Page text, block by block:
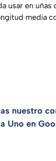
usar en uñas
media
nuestro
Uno en